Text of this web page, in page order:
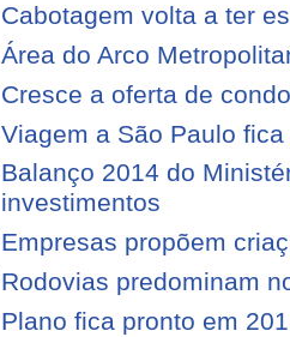
Cabotagem volta a ter
Área do Arco
Cresce a oferta de
Viagem a São Paulo
Balanço 2014 do
investimentos
Empresas propõem
Rodovias predominam
Plano fica pronto em